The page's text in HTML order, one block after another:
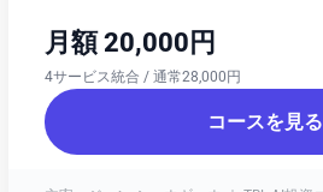
月額 20,000円
4サービス統合 / 通常28,000円
コースを見る